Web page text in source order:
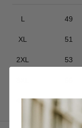
L 49
XL 51
2XL 53
4XL 57